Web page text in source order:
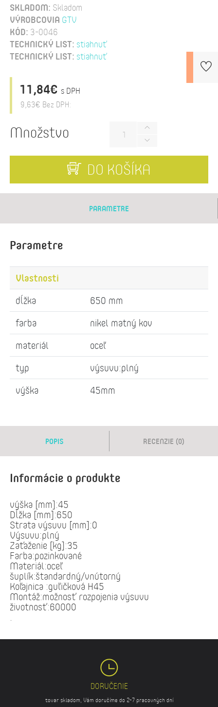
SKLADOM: Skladom
VÝROBCOVIA GTV
KÓD: 3-0046
TECHNICKÝ LIST: stiahnuť
TECHNICKÝ LIST: stiahnuť
11,84€ s DPH
9,63€ Bez DPH:
Množstvo
DO KOŠÍKA
PARAMETRE
Parametre
Vlastnosti
dĺžka
650 mm
farba
nikel matný kov
materiál
oceľ
typ
výsuvu:plný
výška
45mm
POPIS RECENZIE (0)
Informácie o produkte
výška [mm]:45
Dĺžka [mm]:650
Strata výsuvu [mm]:0
Výsuvu:plný
Zaťaženie [kg]:35
Farba:pozinkované
Materiál:oceľ
šuplík:štandardný/vnútorný
Koľajnica :guľičková H45
Montáž:možnosť rozpojenia výsuvu
životnosť:60000
.
DORUČENIE
tovar skladom, Vám doručíme do 2-7 pracovných dní